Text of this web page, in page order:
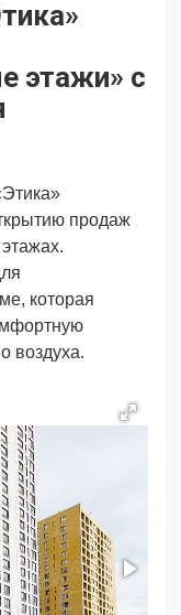
этажи» с
продаж
которая
воздуха.